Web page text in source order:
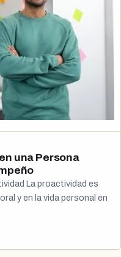
una Persona
La proactividad es
y en la vida personal en